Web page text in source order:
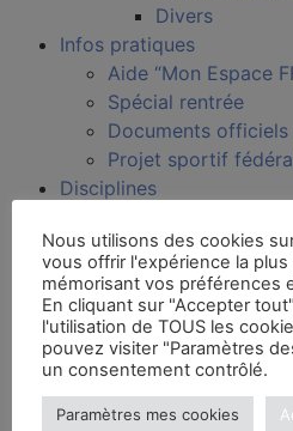
Divers
Infos pratiques
Aide “Mon Espace
Spécial rentrée
Documents
Projet sportif
Disciplines
Aïkibudo
Kinomichi
Wanomichi /
Sport Santé Bien-
Sport Santé
FAQ
Nous utilisons des cookies
vous offrir l'expérience la
mémorisant vos préférences
En cliquant sur "Accepter
l'utilisation de TOUS les
pouvez visiter "Paramètres
un consentement contrôlé.
Paramètres mes cookies